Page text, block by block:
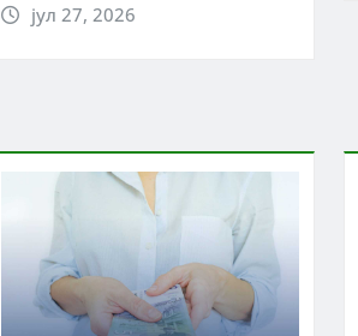
јул 27, 2026